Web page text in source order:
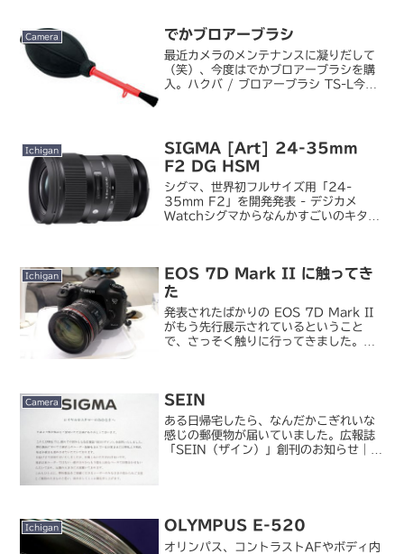
Camera でかブロアーブラシ
最近カメラのメンテナンスに凝りだして
（笑）、今度はでかブロアーブラシを購
入。ハクバ / ブロアーブラシ TS-L今ま
かったんです。キ...
Ichigan
SIGMA [Art] 24-35mm
F2 DG HSM
シグマ、世界初フルサイズ用「24-
35mm F2」を開発発表 - デジカメ
Watchシグマからなんかすごいのキター
では 18-...
Ichigan
EOS 7D Mark II に触ってき
た
発表されたばかりの EOS 7D Mark II
がもう先行展示されているということ
で、さっそく触りに行ってきました。キ
Camera SEIN
ある日帰宅したら、なんだかこぎれいな
感じの郵便物が届いていました。広報誌
「SEIN（ザイン）」創刊のお知らせ｜株
Ichigan OLYMPUS E-520
オリンパス、コントラストAFやボディ内